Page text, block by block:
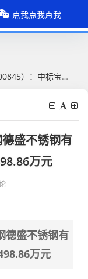
钢有限公司采购项目，中标金额为2498.86万元
盛不锈钢有
万元
德盛不锈钢有
万元
点我点我点我